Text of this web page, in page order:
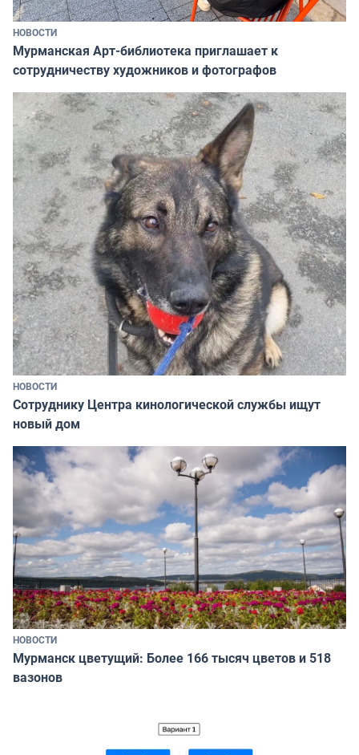
НОВОСТИ
Мурманская Арт-библиотека приглашает к
сотрудничеству художников и фотографов
НОВОСТИ
Сотруднику Центра кинологической службы ищут
новый дом
НОВОСТИ
Мурманск цветущий: Более 166 тысяч цветов и 518
вазонов